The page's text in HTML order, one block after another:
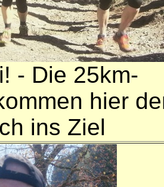
- Die 25km-
hier
ins Ziel